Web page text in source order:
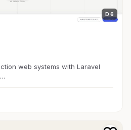
D 6
web systems with Laravel